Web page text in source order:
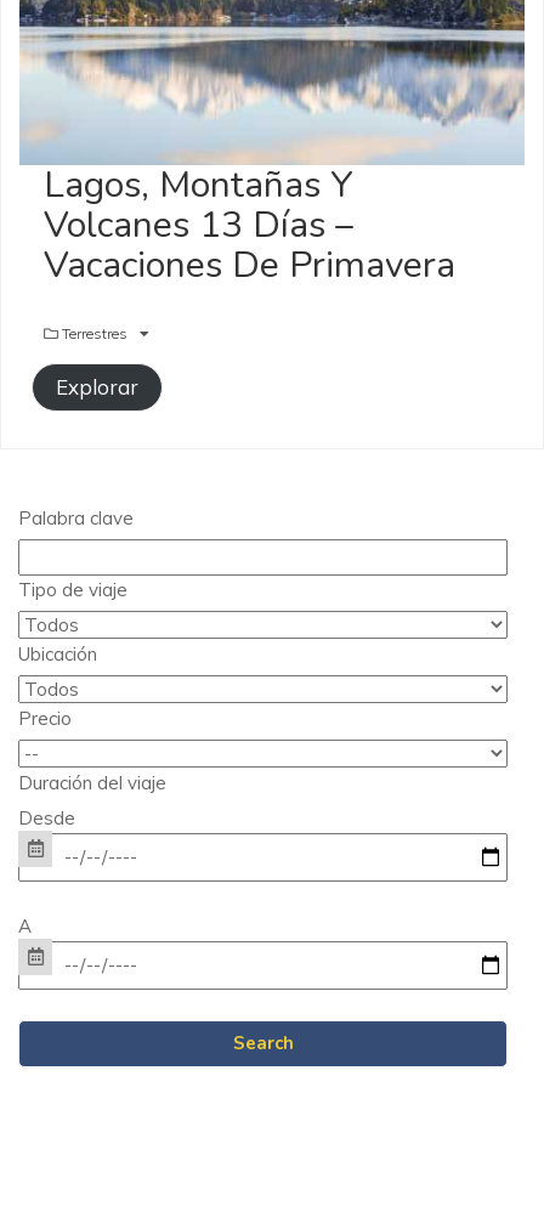
Lagos, Montañas Y
Volcanes 13 Días –
Vacaciones De Primavera
Terrestres
Explorar
Palabra clave
Tipo de viaje
Ubicación
Precio
Duración del viaje
Desde
A